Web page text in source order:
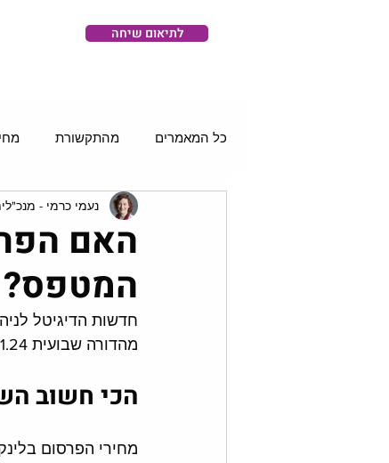
לתיאום שיחה
כל המאמרים מהתקשורת
רשתות חברתיות סושיאל
האם
המטפס?
נעמי כרמי -
חדשות הדיגיטל
מהדורה שבועית 08.01.24
הכי חשוב
מחירי הפרסום